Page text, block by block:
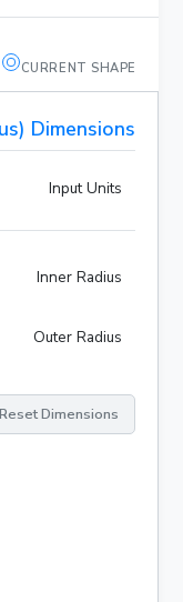
CURRENT SHAPE
Dimensions
Input Units
Inner Radius
Outer Radius
Reset Dimensions